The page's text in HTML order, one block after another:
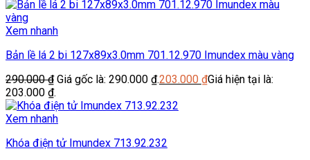
Xem nhanh
Bản lề lá 2 bi 127x89x3.0mm 701.12.970 Imundex màu vàng
290.000₫ Giá gốc là: 290.000 ₫.203.000 ₫Giá hiện tại là:
203.000 ₫.
Xem nhanh
Khóa điện tử Imundex 713.92.232